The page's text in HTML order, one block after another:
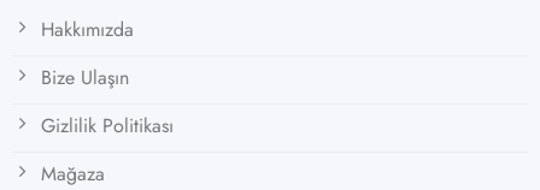
Hakkımızda
Bize Ulaşın
Gizlilik Politikası
Mağaza